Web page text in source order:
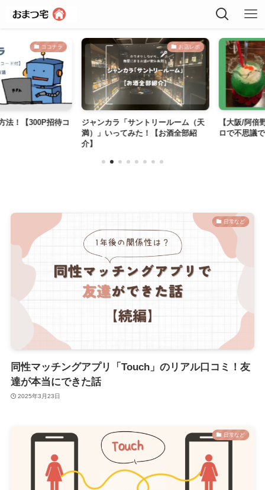
ココナラ
【300P招待コ
お店レポ
ジャンカラ「サントリールーム（天
満）」いってみた！【お酒全部紹
介】
【大阪/阿倍野
ロで不思議でし
日常など
同性マッチングアプリ「Touch」のリアル口コミ！友
達が本当にできた話
2025年3月23日
日常など